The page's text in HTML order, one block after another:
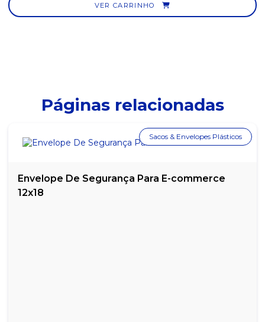
VER CARRINHO
Páginas relacionadas
Envelope De Segurança Para E-commerce
12x18
Sacos & Envelopes Plásticos